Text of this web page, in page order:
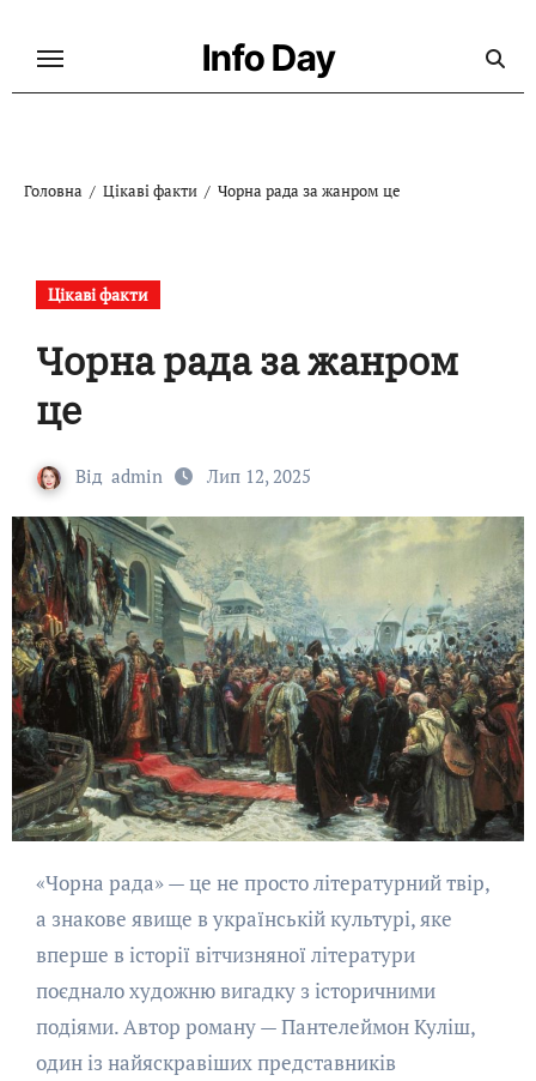
Info Day
Головна Цікаві факти Чорна рада за жанром це
Цікаві факти
Чорна рада за жанром
це
Від admin Лип 12, 2025
«Чорна рада» — це не просто літературний твір,
а знакове явище в українській культурі, яке
вперше в історії вітчизняної літератури
поєднало художню вигадку з історичними
подіями. Автор роману — Пантелеймон Куліш,
один із найяскравіших представників